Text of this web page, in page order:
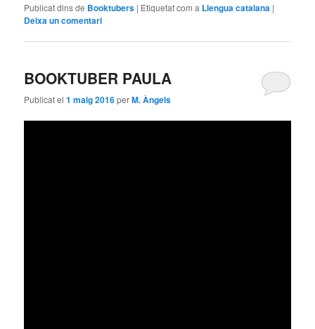
Publicat dins de Booktubers | Etiquetat com a Llengua catalana |
Deixa un comentari
BOOKTUBER PAULA
Publicat el1 maig 2016perM. Àngels